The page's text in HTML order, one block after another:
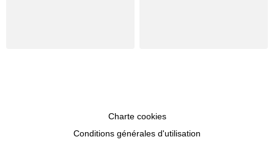
Charte cookies
Conditions générales d'utilisation